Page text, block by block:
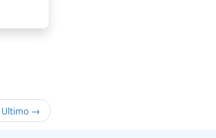
Ultimo →